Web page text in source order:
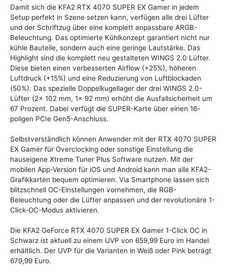
Damit sich die KFA2 RTX 4070 SUPER EX Gamer in jedem
Setup perfekt in Szene setzen kann, verfügen alle drei Lüfter
und der Schriftzug über eine komplett anpassbare ARGB-
Beleuchtung. Das optimierte Kühlkonzept garantiert nicht nur
kühle Bauteile, sondern auch eine geringe Lautstärke. Das
Highlight sind die komplett neu gestalteten WINGS 2.0 Lüfter.
Diese bieten einen verbesserten Airflow (+25%), höheren
Luftdruck (+15%) und eine Reduzierung von Luftblockaden
(50%). Das spezielle Doppelkugellager der drei WINGS 2.0-
Lüfter (2x 102 mm, 1x 92 mm) erhöht die Ausfallsicherheit um
67 Prozent. Dabei verfügt die SUPER-Karte über einen 16-
poligen PCIe Gen5-Anschluss.
Selbstverständlich können Anwender mit der RTX 4070 SUPER
EX Gamer für Overclocking oder sonstige Einstellung die
hauseigene Xtreme Tuner Plus Software nutzen. Mit der
mobilen App-Version für iOS und Android kann man alle KFA2-
Grafikkarten bequem optimieren. Via Smartphone lassen sich
blitzschnell OC-Einstellungen vornehmen, die RGB-
Beleuchtung oder die Lüfter anpassen und der revolutionäre 1-
Click-OC-Modus aktivieren.
Die KFA2 GeForce RTX 4070 SUPER EX Gamer 1-Click OC in
Schwarz ist aktuell zu einem UVP von 659,99 Euro im Handel
erhältlich. Der UVP für die Varianten in Weiß oder Pink beträgt
679,99 Euro.